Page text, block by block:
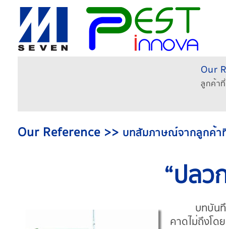
Our
ลูกค้าที่
Our Reference >> บทสัมภาษณ์จากลูกค้า
“ปลว
บทบัน
คาดไม่ถึงโด